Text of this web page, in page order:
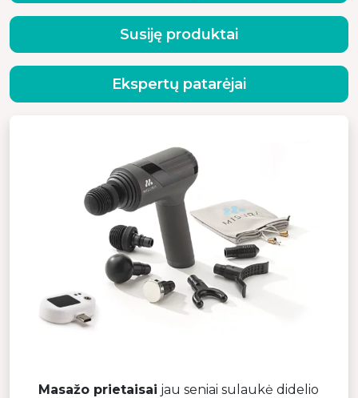
Masažo prietaisai jau seniai sulaukė didelio
Susiję produktai
Ekspertų patarėjai